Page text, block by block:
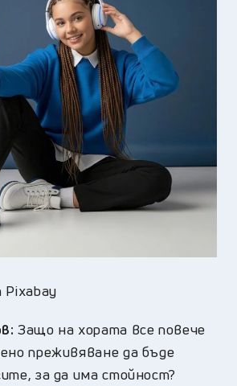
Pixabay
Защо на хората все повече
преживяване да бъде
за да има стойност?